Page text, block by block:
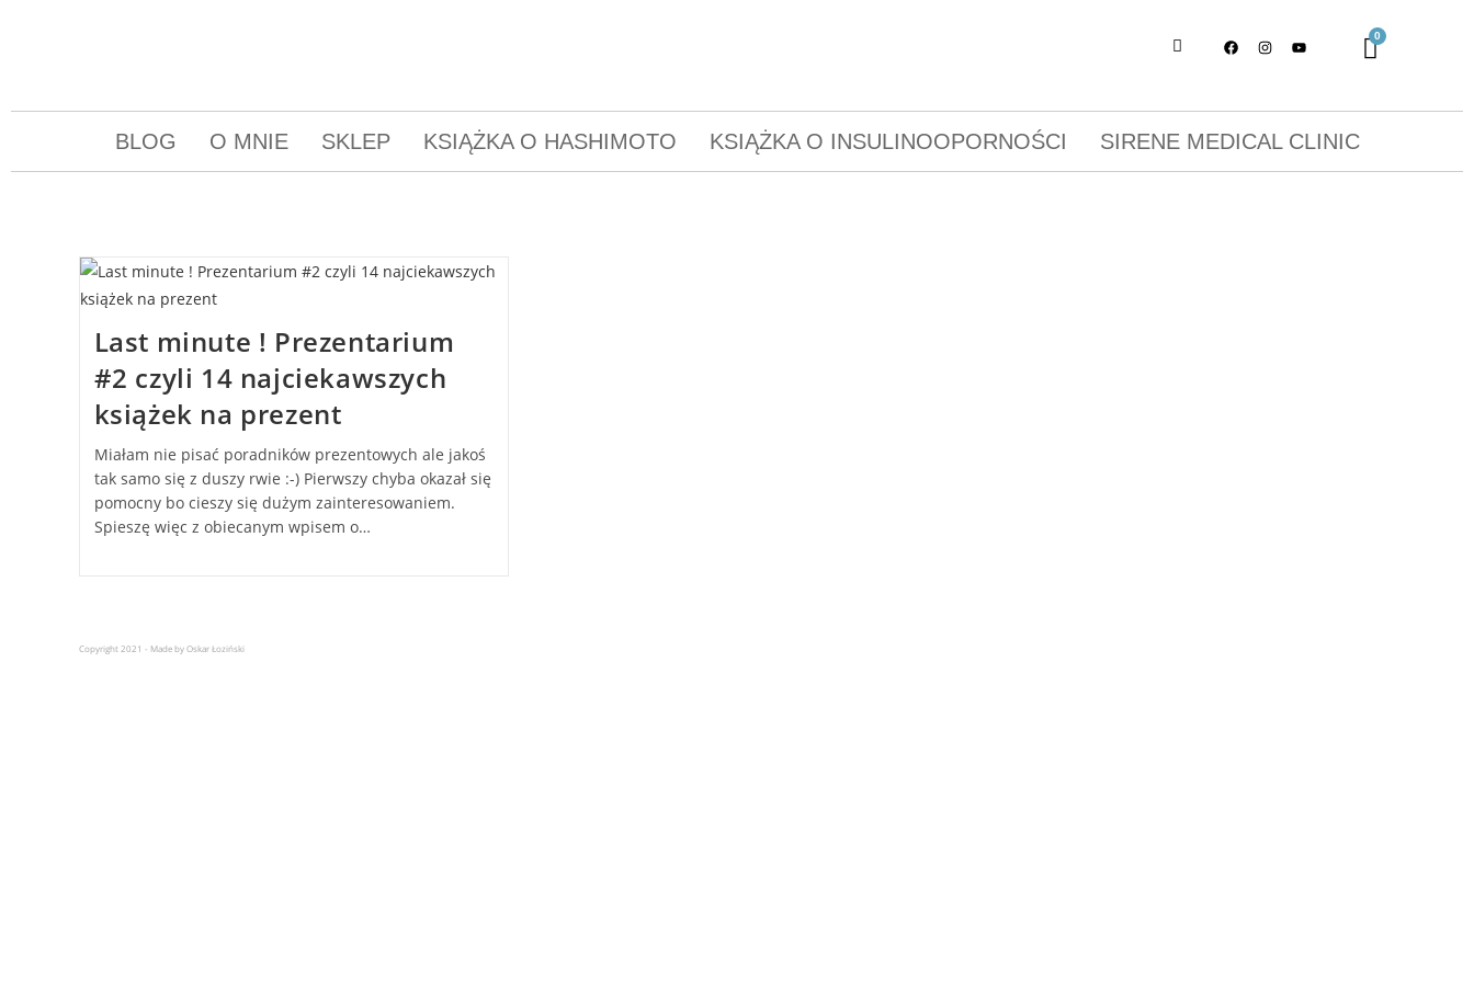
BLOG O MNIE SKLEP KSIĄŻKA O HASHIMOTO KSIĄŻKA O INSULINOOPORNOŚCI SIRENE MEDICAL CLINIC
Last minute ! Prezentarium
#2 czyli 14 najciekawszych
książek na prezent
Miałam nie pisać poradników prezentowych ale jakoś
tak samo się z duszy rwie :-) Pierwszy chyba okazał się
pomocny bo cieszy się dużym zainteresowaniem.
Spieszę więc z obiecanym wpisem o…
Copyright 2021 - Made by Oskar Łoziński